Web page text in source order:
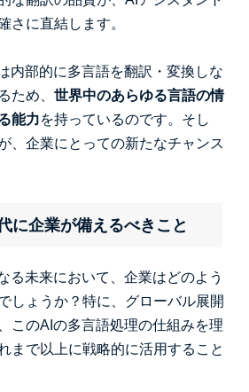
さに直結します。
内部的に多言語を翻訳・変換しな
ため、 世界中のあらゆる言語の情
能力を持っているのです。そし
、企業にとっての新たなチャンス
に企業が備えるべきこと
る未来において、企業はどのよう
しょうか？特に、グローバル展開
このAIの多言語処理の仕組みを理
まで以上に戦略的に活用すること